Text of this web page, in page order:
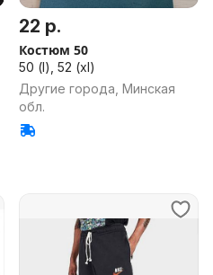
22 р.
Костюм 50
50 (l), 52 (xl)
Другие города, Минская
обл.